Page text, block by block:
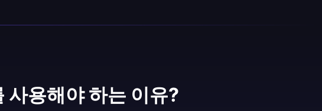
용해야 하는 이유?